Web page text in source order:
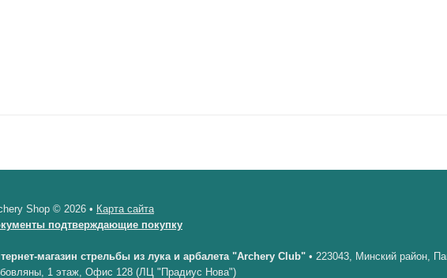
Shop © 2026 • Карта сайта
подтверждающие покупку
магазин стрельбы из лука и арбалета "Archery Club" • 223043, Минский район,
1 этаж, Офис 128 (ЛЦ "Прадиус Нова")